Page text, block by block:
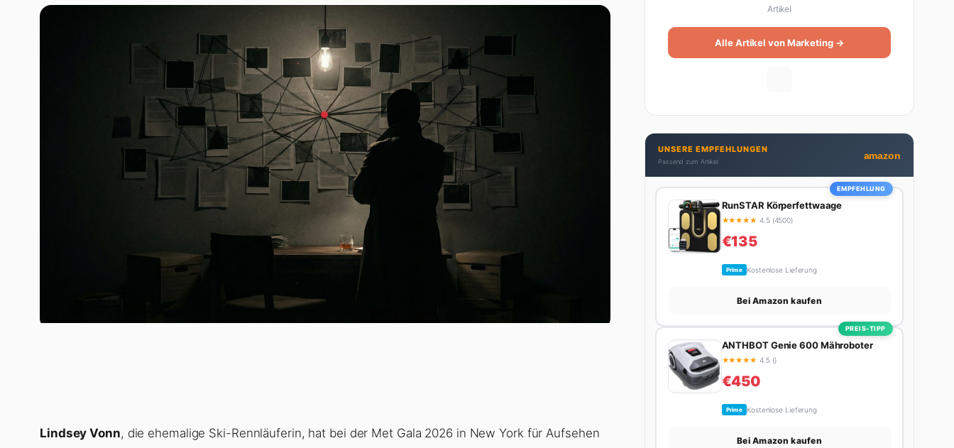
Lindsey Vonn, die ehemalige Ski-Rennläuferin, hat bei der Met Gala 2026 in New York für Aufsehen
Artikel
Alle Artikel von Marketing →
UNSERE EMPFEHLUNGEN
Passend zum Artikel
amazon
EMPFEHLUNG
RunSTAR Körperfettwaage
★★★★★ 4.5 (4500)
€135
Prime Kostenlose Lieferung
Bei Amazon kaufen
PREIS-TIPP
ANTHBOT Genie 600 Mähroboter
★★★★★ 4.5 ()
€450
Prime Kostenlose Lieferung
Bei Amazon kaufen